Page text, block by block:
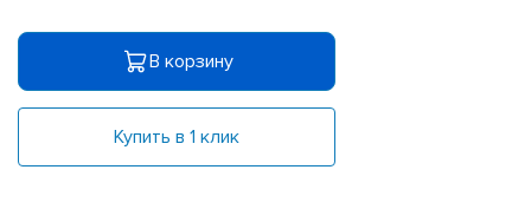
В корзину
Купить в 1 клик